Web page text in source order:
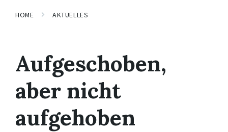
HOME AKTUELLES
Aufgeschoben,
aber nicht
aufgehoben